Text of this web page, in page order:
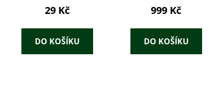
29 Kč
DO KOŠÍKU
Dickens, Jókai) – J.
999 Kč
DO KOŠÍKU